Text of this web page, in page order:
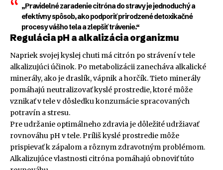
„Pravidelné zaradenie citróna do stravy je jednoduchý a
efektívny spôsob, ako podporiť prirodzené detoxikačné
procesy vášho tela a zlepšiť trávenie.“
Regulácia pH a alkalizácia organizmu
Napriek svojej kyslej chuti má citrón po strávení v tele
alkalizujúci účinok. Po metabolizácii zanecháva alkalické
minerály, ako je draslík, vápnik a horčík. Tieto minerály
pomáhajú neutralizovať kyslé prostredie, ktoré môže
vznikať v tele v dôsledku konzumácie spracovaných
potravín a stresu.
Pre udržanie optimálneho zdravia je dôležité udržiavať
rovnováhu pH v tele. Príliš kyslé prostredie môže
prispievať k zápalom a rôznym zdravotným problémom.
Alkalizujúce vlastnosti citróna pomáhajú obnoviť túto